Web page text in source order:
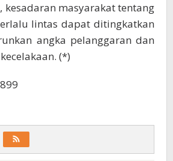
kesadaran masyarakat tentang
lintas dapat ditingkatkan
angka pelanggaran dan
(*)